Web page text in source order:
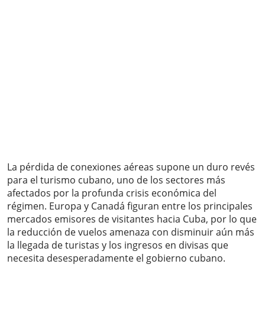
La pérdida de conexiones aéreas supone un duro revés
para el turismo cubano, uno de los sectores más
afectados por la profunda crisis económica del
régimen. Europa y Canadá figuran entre los principales
mercados emisores de visitantes hacia Cuba, por lo que
la reducción de vuelos amenaza con disminuir aún más
la llegada de turistas y los ingresos en divisas que
necesita desesperadamente el gobierno cubano.